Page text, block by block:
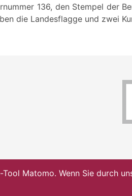
136, den Stempel der
die Landesflagge und zwei
Matomo. Wenn Sie durch